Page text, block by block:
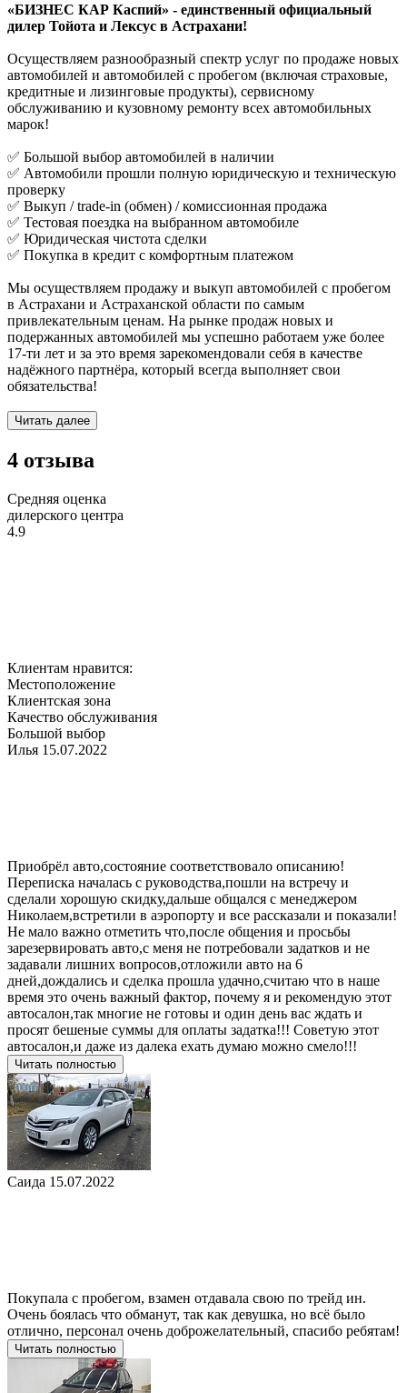
«БИЗНЕС КАР Каспий» - единственный официальный
дилер Тойота и Лексус в Астрахани!
Осуществляем разнообразный спектр услуг по продаже новых
автомобилей и автомобилей с пробегом (включая страховые,
кредитные и лизинговые продукты), сервисному
обслуживанию и кузовному ремонту всех автомобильных
марок!
✅ Большой выбор автомобилей в наличии
✅ Автомобили прошли полную юридическую и техническую
проверку
✅ Выкуп / trade-in (обмен) / комиссионная продажа
✅ Тестовая поездка на выбранном автомобиле
✅ Юридическая чистота сделки
✅ Покупка в кредит с комфортным платежом
Мы осуществляем продажу и выкуп автомобилей с пробегом
в Астрахани и Астраханской области по самым
привлекательным ценам. На рынке продаж новых и
подержанных автомобилей мы успешно работаем уже более
17-ти лет и за это время зарекомендовали себя в качестве
надёжного партнёра, который всегда выполняет свои
обязательства!
Читать далее
4 отзыва
Средняя оценка
дилерского центра
4.9
Клиентам нравится:
Местоположение
Клиентская зона
Качество обслуживания
Большой выбор
Илья 15.07.2022
Приобрёл авто,состояние соответствовало описанию!
Переписка началась с руководства,пошли на встречу и
сделали хорошую скидку,дальше общался с менеджером
Николаем,встретили в аэропорту и все рассказали и показали!
Не мало важно отметить что,после общения и просьбы
зарезервировать авто,с меня не потребовали задатков и не
задавали лишних вопросов,отложили авто на 6
дней,дождались и сделка прошла удачно,считаю что в наше
время это очень важный фактор, почему я и рекомендую этот
автосалон,так многие не готовы и один день вас ждать и
просят бешеные суммы для оплаты задатка!!! Советую этот
автосалон,и даже из далека ехать думаю можно смело!!!
Читать полностью
Саида 15.07.2022
Покупала с пробегом, взамен отдавала свою по трейд ин.
Очень боялась что обманут, так как девушка, но всё было
отлично, персонал очень доброжелательный, спасибо ребятам!
Читать полностью